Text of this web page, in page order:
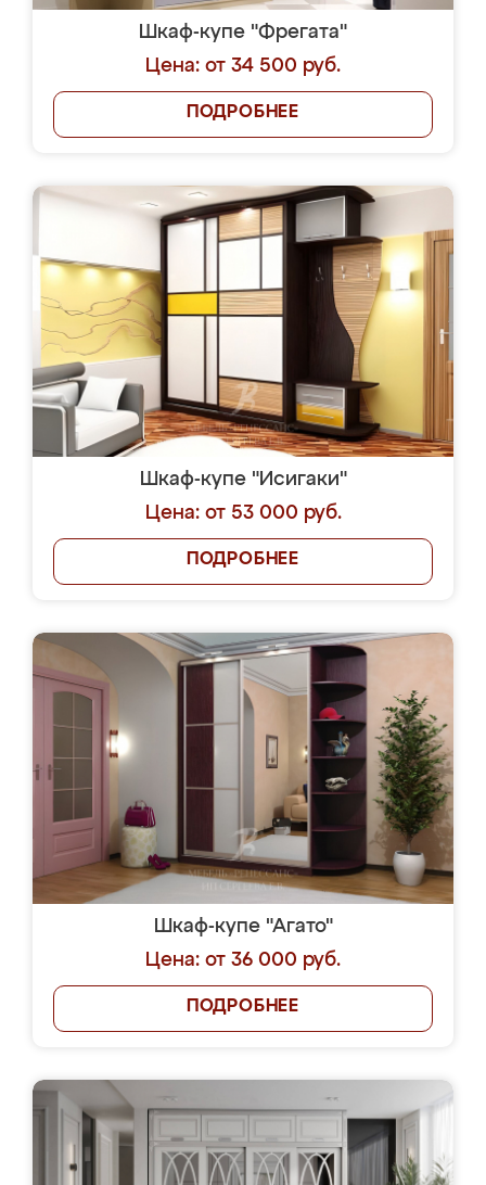
Шкаф-купе "Фрегата"
Цена: от 34 500 руб.
ПОДРОБНЕЕ
Шкаф-купе "Исигаки"
Цена: от 53 000 руб.
ПОДРОБНЕЕ
Шкаф-купе "Агато"
Цена: от 36 000 руб.
ПОДРОБНЕЕ